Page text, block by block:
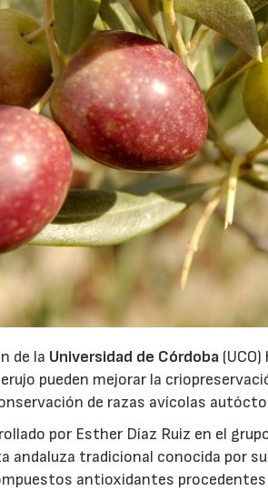
de la Universidad de Córdoba
pueden mejorar la
de razas avícolas
por Esther Díaz Ruiz en el
andaluza tradicional conocida por
antioxidantes